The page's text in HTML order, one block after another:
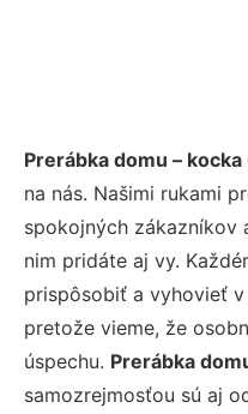
Prerábka domu –
na nás. Našimi rukami
spokojných zákazníkov
nim pridáte aj vy.
prispôsobiť a vyhovieť
pretože vieme, že
úspechu. Prerábka
samozrejmosťou sú aj